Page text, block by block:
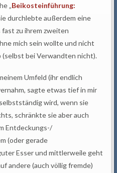
„Beikosteinführung:
durchlebte außerdem eine
fast zu ihrem zweiten
mich sein wollte und nicht
(selbst bei Verwandten nicht).
Umfeld (ihr endlich
sagte etwas tief in mir
wird, wenn sie
schränkte sie aber auch
Entdeckungs-/
(oder gerade
Esser und mittlerweile geht
andere (auch völlig fremde)